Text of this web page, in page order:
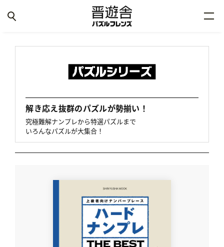
解き応え抜群のパズルが勢揃い！
究極難解ナンプレから特選パズルまで
いろんなパズルが大集合！